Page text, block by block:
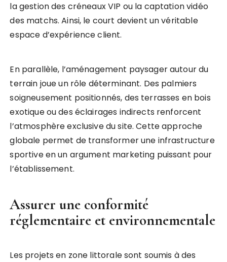
la gestion des créneaux VIP ou la captation vidéo
des matchs. Ainsi, le court devient un véritable
espace d’expérience client.
En parallèle, l’aménagement paysager autour du
terrain joue un rôle déterminant. Des palmiers
soigneusement positionnés, des terrasses en bois
exotique ou des éclairages indirects renforcent
l’atmosphère exclusive du site. Cette approche
globale permet de transformer une infrastructure
sportive en un argument marketing puissant pour
l’établissement.
Assurer une conformité
réglementaire et environnementale
Les projets en zone littorale sont soumis à des